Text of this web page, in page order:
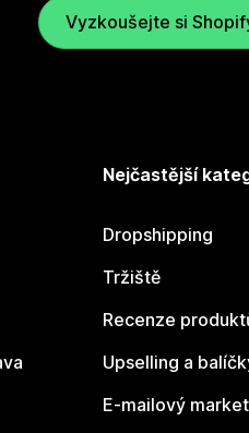
Vyzkoušejte si
Nejčastější
Dropshipping
Tržiště
Recenze
Upselling a
E-mailový